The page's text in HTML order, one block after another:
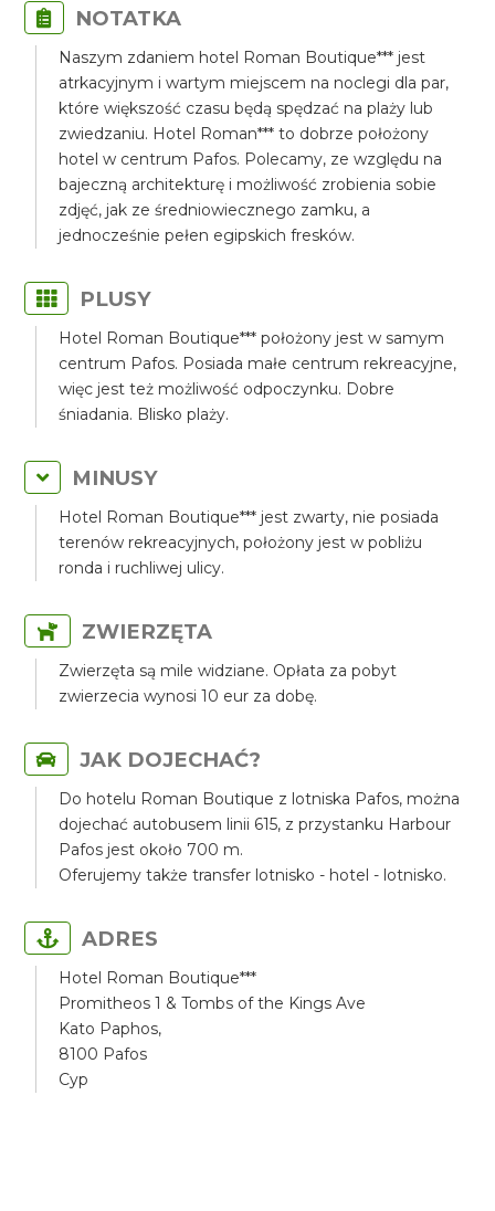
NOTATKA
Naszym zdaniem hotel Roman Boutique*** jest
atrkacyjnym i wartym miejscem na noclegi dla par,
które większość czasu będą spędzać na plaży lub
zwiedzaniu. Hotel Roman*** to dobrze położony
hotel w centrum Pafos. Polecamy, ze względu na
bajeczną architekturę i możliwość zrobienia sobie
zdjęć, jak ze średniowiecznego zamku, a
jednocześnie pełen egipskich fresków.
PLUSY
Hotel Roman Boutique*** położony jest w samym
centrum Pafos. Posiada małe centrum rekreacyjne,
więc jest też możliwość odpoczynku. Dobre
śniadania. Blisko plaży.
MINUSY
Hotel Roman Boutique*** jest zwarty, nie posiada
terenów rekreacyjnych, położony jest w pobliżu
ronda i ruchliwej ulicy.
ZWIERZĘTA
Zwierzęta są mile widziane. Opłata za pobyt
zwierzecia wynosi 10 eur za dobę.
JAK DOJECHAĆ?
Do hotelu Roman Boutique z lotniska Pafos, można
dojechać autobusem linii 615, z przystanku Harbour
Pafos jest około 700 m.
Oferujemy także transfer lotnisko - hotel - lotnisko.
ADRES
Hotel Roman Boutique***
Promitheos 1 & Tombs of the Kings Ave
Kato Paphos,
8100 Pafos
Cyp